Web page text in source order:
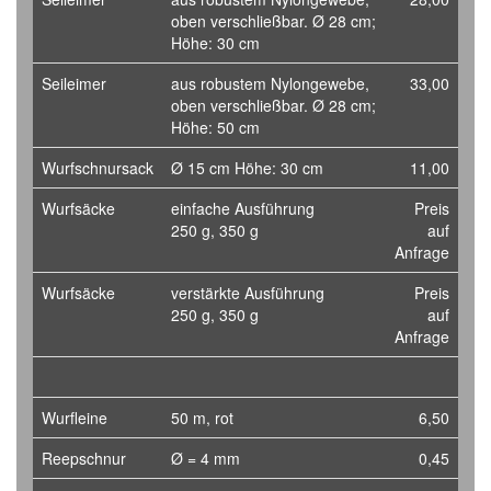
oben verschließbar. Ø 28 cm;
Höhe: 30 cm
Seileimer
aus robustem Nylongewebe,
oben verschließbar. Ø 28 cm;
Höhe: 50 cm
33,00
Wurfschnursack Ø 15 cm Höhe: 30 cm
11,00
Wurfsäcke
einfache Ausführung
250 g, 350 g
Preis
auf
Anfrage
Wurfsäcke
verstärkte Ausführung
250 g, 350 g
Preis
auf
Anfrage
Wurfleine 50 m, rot
6,50
Reepschnur
Ø = 4 mm
0,45